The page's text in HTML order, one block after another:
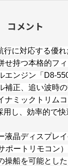
コメント
行に対応する優
せ持つ本格的フ
エンジン「D8-
補正、追い波時
ナミックトリム
し、効率的で快
晶ディスプレ
ポートリモコン
操船を可能とし